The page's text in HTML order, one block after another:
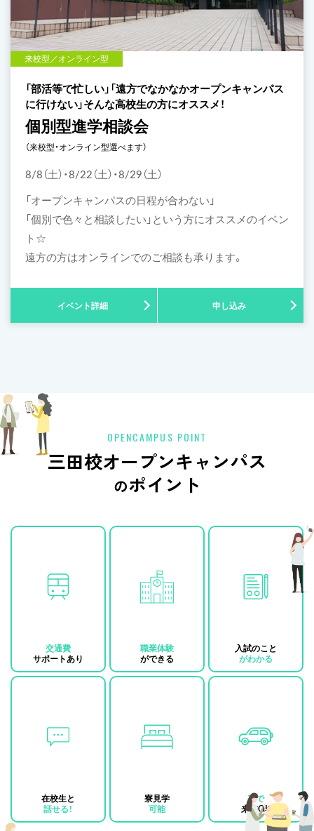
来校型／オンライン型
「部活等で忙しい」「遠方でなかなかオープンキャンパス
に行けない」そんな高校生の方にオススメ！
個別型進学相談会
（来校型・オンライン型選べます）
8/8（土）・8/22（土）・8/29（土）
「オープンキャンパスの日程が合わない」
「個別で色々と相談したい」という方にオススメのイベン
ト☆
遠方の方はオンラインでのご相談も承ります。
イベント詳細 申し込み
OPENCAMPUS POINT
三田校オープンキャンパス
のポイント
交通費
サポートあり
職業体験
ができる
入試のこと
がわかる
在校生と
話せる！
寮見学
可能
車で
来校OK